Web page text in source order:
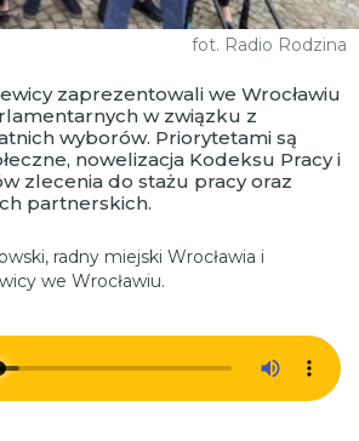
fot. Radio Rodzina
zaprezentowali we Wrocławiu
w związku z
wyborów. Priorytetami są
nowelizacja Kodeksu Pracy i
zlecenia do stażu pracy oraz
partnerskich.
radny miejski Wrocławia i
we Wrocławiu.